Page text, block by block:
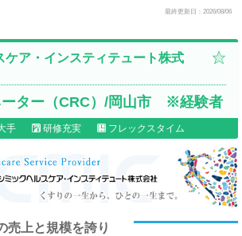
最終更新日：2026/08/06
ケア・インスティテュート株式
ーター（CRC）/岡山市 ※経験者
手 研修充実 フレックスタイム
売上と規模を誇り